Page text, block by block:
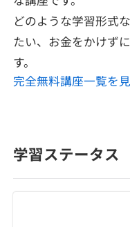
どのような学習形式
たい、お金をかけず
す。
完全無料講座一覧を
学習ステータス